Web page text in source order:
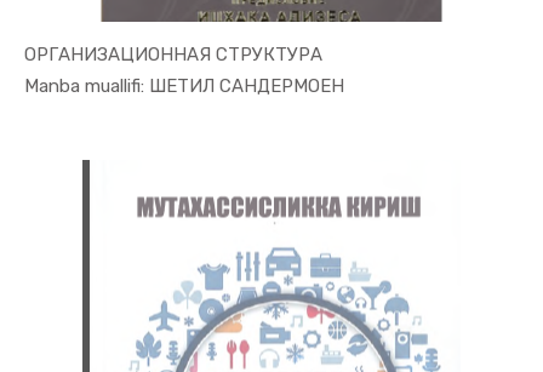
ОРГАНИЗАЦИОННАЯ СТРУКТУРА
Manba muallifi: ШЕТИЛ САНДЕРМОЕН
In Xizmat ...